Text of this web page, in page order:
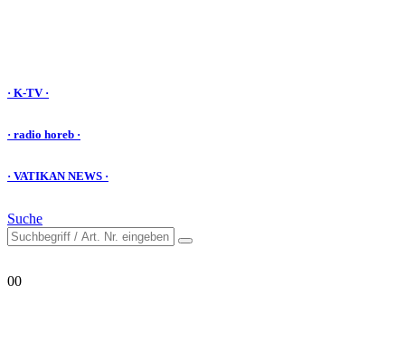
· K-TV ·
· radio horeb ·
· VATIKAN NEWS ·
Suche
00